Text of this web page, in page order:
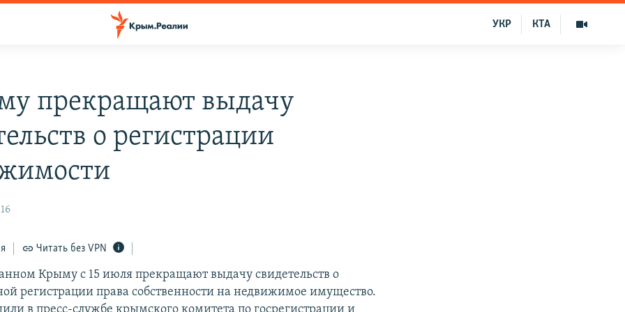
КТА
УКР
прекращают выдачу
о регистрации
Читать без VPN
Крыму с 15 июля прекращают выдачу свидетельств о
регистрации права собственности на недвижимое имущество.